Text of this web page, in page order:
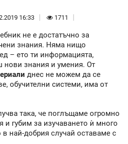
16:33 1711
не е достатъчно за
знания. Няма нищо
– ето ти информацията,
нови знания и умения. От
днес не можем да се
обучителни системи, има от
така, че поглъщаме огромно
губим за изучаването ѝ много
в най-добрия случай оставаме с